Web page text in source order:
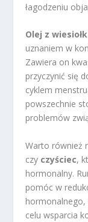
łagodzeniu
Olej z
uznaniem w
Zawiera on
przyczynić się
cyklem
powszechnie
problemów
Warto również
czy czyściec,
hormonalny.
pomóc w
celu wsparcia